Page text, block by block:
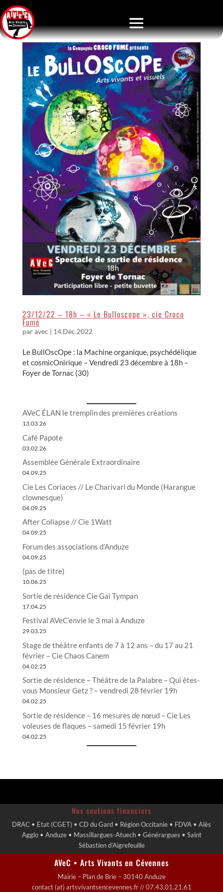
23/12/22 – 18h – « Le Bulloscope », cie Croco
Fumé
paravec 14.Déc.2022
Le BullOscOpe : la Machine organique, psychédélique
et cosmicOnirique – Vendredi 23 décembre à 18h –
Foyer de Tornac (30)
AVeC ÉLAN le tremplin des premières créations
13.03.26
Café Papote
03.02.26
Assemblée Générale Extraordinaire
04.09.25
Cie Les Coriaces // Le Charivari du Monde (Harangue
clownesque)
04.09.25
After Collapse // Cie 1Watt
04.09.25
Forum des associations d’Anduze
04.09.25
(pas de titre)
10.06.25
Sortie de résidence Cie Gai Tympan
17.04.25
Festival AVeC’envie le 3 mai à Anduze
29.03.25
Stage de théâtre enfants de 7 à 12 ans – du 17 au 21
février – Cie Chaos Canem
04.02.25
Sortie de résidence – Théâtre de la Palabre – Qui êtes-
vous Monsieur Getz ? – vendredi 28 février 19h
04.02.25
Sortie de résidence – 16 mesures de nœud – Cie Les
voleuses de flaques – samedi 15 février 19h
04.02.25
Nos soutiens financiers
DRAC • Etat (CGET) • CD du Gard • Région Occitanie • FDVA • Alès
Agglo • Anduze • Massillargues-Atuech • Générargues • Saint
Sébastien d’Aigrefeuille
AVeC • Arts Vivants en Cévennes
Mairie – Plan de Brie – 30140 Anduze
contact (at) artsvivantsencevennes.fr // 07.43.01.21.61